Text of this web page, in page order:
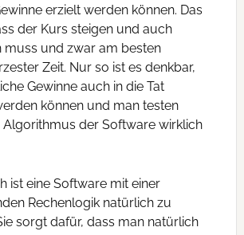
erzielt werden können. Das
der Kurs steigen und auch
muss und zwar am besten
Zeit. Nur so ist es denkbar,
Gewinne auch in die Tat
können und man testen
Algorithmus der Software wirklich
ist eine Software mit einer
Rechenlogik natürlich zu
sorgt dafür, dass man natürlich